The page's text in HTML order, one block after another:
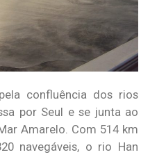
confluência dos rios
por Seul e se junta ao
Amarelo. Com 514 km
navegáveis, o rio Han